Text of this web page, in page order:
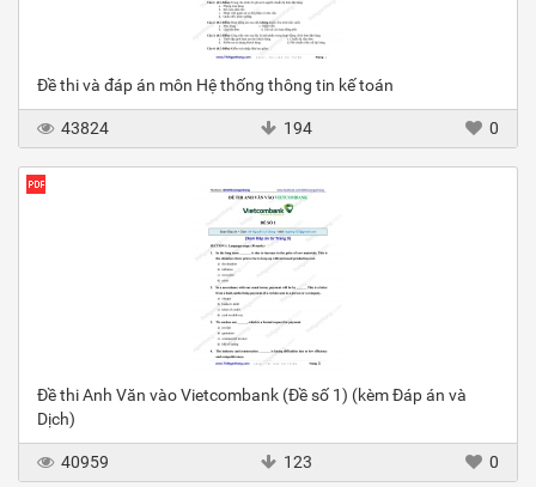
Đề thi và đáp án môn Hệ thống thông tin kế toán
43824 194 0
Đề thi Anh Văn vào Vietcombank (Đề số 1) (kèm Đáp án và
Dịch)
40959 123 0